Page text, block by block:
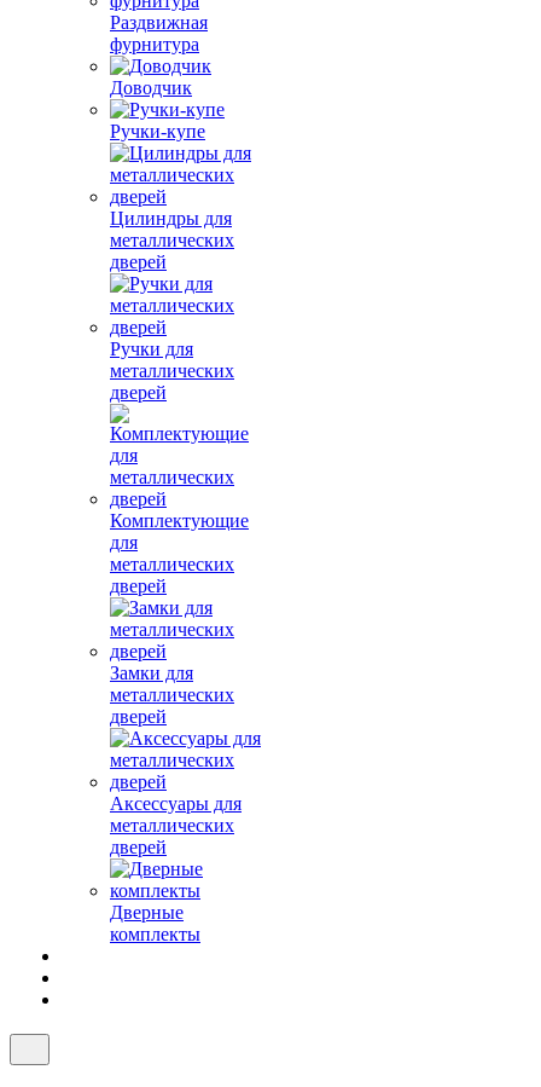
Раздвижная
фурнитура
Доводчик
Ручки-купе
Цилиндры для
металлических
дверей
Ручки для
металлических
дверей
Комплектующие
для
металлических
дверей
Замки для
металлических
дверей
Аксессуары для
металлических
дверей
Дверные
комплекты